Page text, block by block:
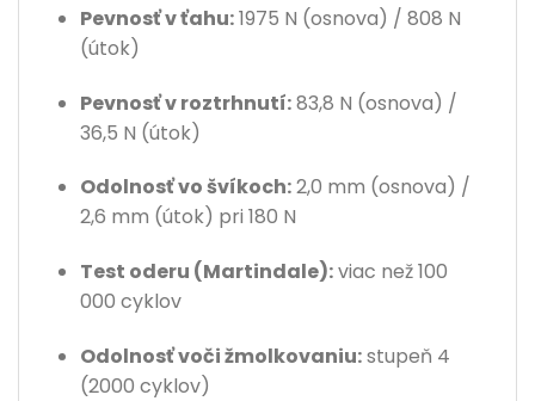
Pevnosť v ťahu:1975 N (osnova) / 808 N
(útok)
Pevnosť v roztrhnutí:83,8 N (osnova) /
36,5 N (útok)
Odolnosť vo švíkoch:2,0 mm (osnova) /
2,6 mm (útok) pri 180 N
Test oderu (Martindale):viac než 100
000 cyklov
Odolnosť voči žmolkovaniu:stupeň 4
(2000 cyklov)